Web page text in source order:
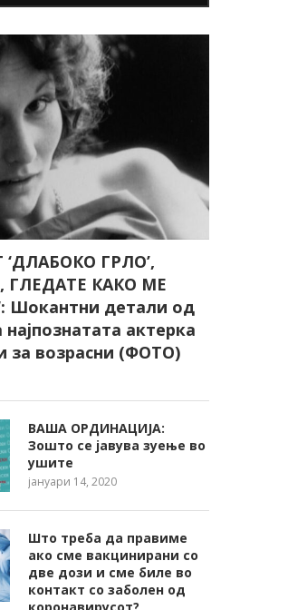
ГРЛО’,
КАКО МЕ
Шокантни детали од
актерка
за возрасни (ФОТО)
ВАША ОРДИНАЦИЈА:
Зошто се јавува зуење во
ушите
јануари 14, 2020
Што треба да правиме
ако сме вакцинирани со
две дози и сме биле во
контакт со заболен од